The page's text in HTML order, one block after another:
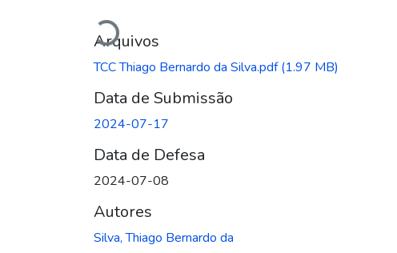
Carregando...
Arquivos
TCC Thiago Bernardo da Silva.pdf(1.97 MB)
Data de Submissão
2024-07-17
Data de Defesa
2024-07-08
Autores
Silva, Thiago Bernardo da